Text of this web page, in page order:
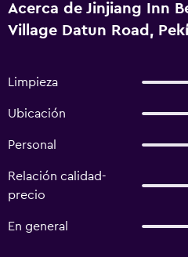
Acerca de Jinjiang Inn
Village Datun Road,
Limpieza
Ubicación
Personal
Relación calidad-
precio
En general